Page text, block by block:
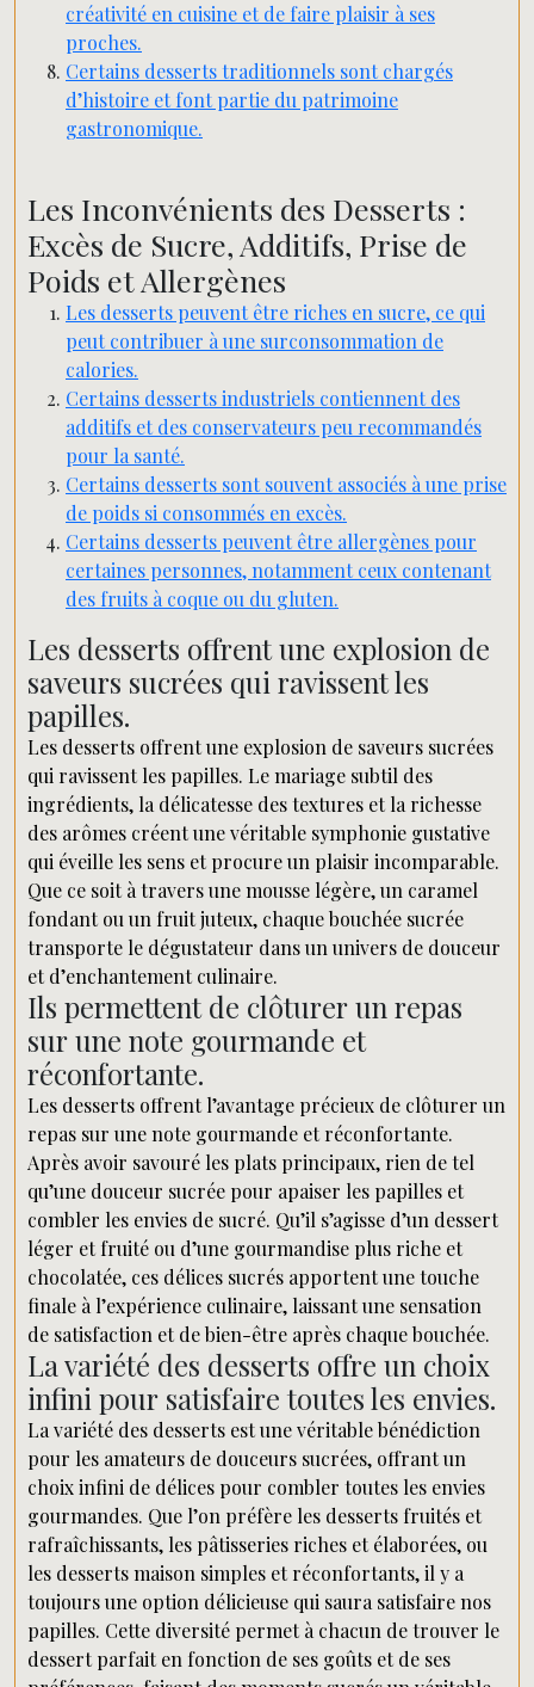
créativité en cuisine et de faire plaisir à ses
proches.
Certains desserts traditionnels sont chargés
d’histoire et font partie du patrimoine
gastronomique.
Les Inconvénients des Desserts :
Excès de Sucre, Additifs, Prise de
Poids et Allergènes
Les desserts peuvent être riches en sucre, ce qui
peut contribuer à une surconsommation de
calories.
Certains desserts industriels contiennent des
additifs et des conservateurs peu recommandés
pour la santé.
Certains desserts sont souvent associés à une prise
de poids si consommés en excès.
Certains desserts peuvent être allergènes pour
certaines personnes, notamment ceux contenant
des fruits à coque ou du gluten.
Les desserts offrent une explosion de
saveurs sucrées qui ravissent les
papilles.
Les desserts offrent une explosion de saveurs sucrées
qui ravissent les papilles. Le mariage subtil des
ingrédients, la délicatesse des textures et la richesse
des arômes créent une véritable symphonie gustative
qui éveille les sens et procure un plaisir incomparable.
Que ce soit à travers une mousse légère, un caramel
fondant ou un fruit juteux, chaque bouchée sucrée
transporte le dégustateur dans un univers de douceur
et d’enchantement culinaire.
Ils permettent de clôturer un repas
sur une note gourmande et
réconfortante.
Les desserts offrent l’avantage précieux de clôturer un
repas sur une note gourmande et réconfortante.
Après avoir savouré les plats principaux, rien de tel
qu’une douceur sucrée pour apaiser les papilles et
combler les envies de sucré. Qu’il s’agisse d’un dessert
léger et fruité ou d’une gourmandise plus riche et
chocolatée, ces délices sucrés apportent une touche
finale à l’expérience culinaire, laissant une sensation
de satisfaction et de bien-être après chaque bouchée.
La variété des desserts offre un choix
infini pour satisfaire toutes les envies.
La variété des desserts est une véritable bénédiction
pour les amateurs de douceurs sucrées, offrant un
choix infini de délices pour combler toutes les envies
gourmandes. Que l’on préfère les desserts fruités et
rafraîchissants, les pâtisseries riches et élaborées, ou
les desserts maison simples et réconfortants, il y a
toujours une option délicieuse qui saura satisfaire nos
papilles. Cette diversité permet à chacun de trouver le
dessert parfait en fonction de ses goûts et de ses